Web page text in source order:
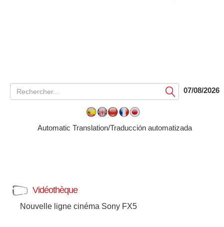
Soumettre07/08/2026
Automatic Translation/Traducción automatizada
Vidéothèque
Nouvelle ligne cinéma Sony FX5